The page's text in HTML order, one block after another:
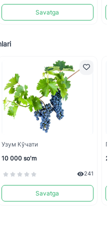
Savatga
Узум Кўчати
10 000 so'm
241
Savatga